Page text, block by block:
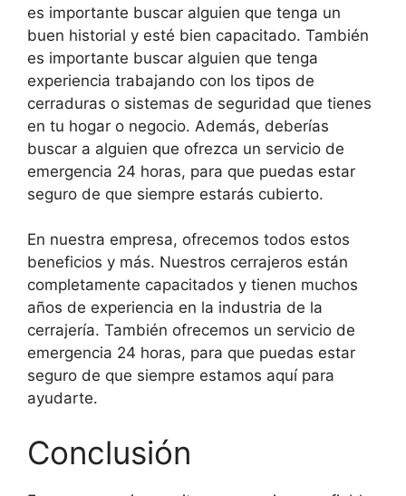
es importante buscar alguien que tenga un
buen historial y esté bien capacitado. También
es importante buscar alguien que tenga
experiencia trabajando con los tipos de
cerraduras o sistemas de seguridad que tienes
en tu hogar o negocio. Además, deberías
buscar a alguien que ofrezca un servicio de
emergencia 24 horas, para que puedas estar
seguro de que siempre estarás cubierto.
En nuestra empresa, ofrecemos todos estos
beneficios y más. Nuestros cerrajeros están
completamente capacitados y tienen muchos
años de experiencia en la industria de la
cerrajería. También ofrecemos un servicio de
emergencia 24 horas, para que puedas estar
seguro de que siempre estamos aquí para
ayudarte.
Conclusión